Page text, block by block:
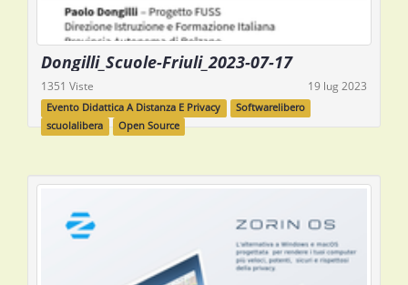
Dongilli_Scuole-Friuli_2023-07-17
1351 Viste 19 lug 2023
Evento Didattica A Distanza E Privacy
Softwarelibero
scuolalibera
Open Source